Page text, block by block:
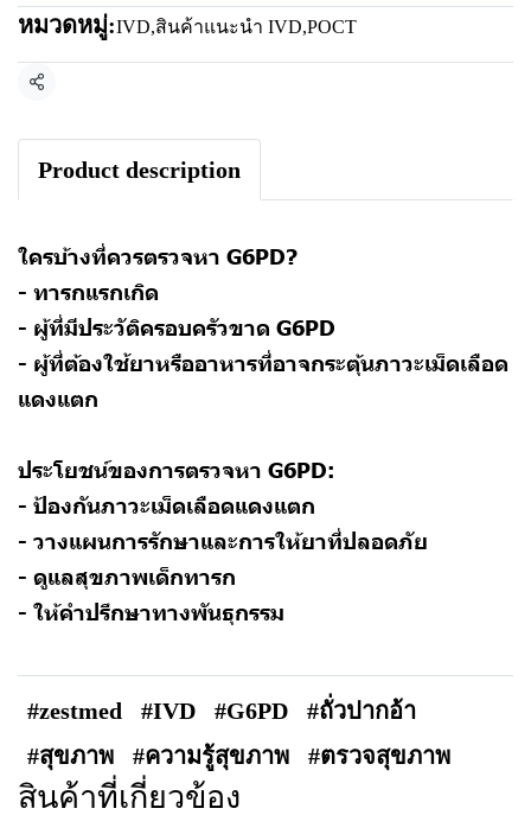
หมวดหมู่:IVD,สินค้าแนะนำ IVD,POCT
แชร์
Product description
ใครบ้างที่ควรตรวจหา G6PD?
- ทารกแรกเกิด
- ผู้ที่มีประวัติครอบครัวขาด G6PD
- ผู้ที่ต้องใช้ยาหรืออาหารที่อาจกระตุ้นภาวะเม็ดเลือด
แดงแตก
ประโยชน์ของการตรวจหา G6PD:
- ป้องกันภาวะเม็ดเลือดแดงแตก
- วางแผนการรักษาและการให้ยาที่ปลอดภัย
- ดูแลสุขภาพเด็กทารก
- ให้คำปรึกษาทางพันธุกรรม
#zestmed #IVD #G6PD
#ถั่วปากอ้า
#สุขภาพ
#ความรู้สุขภาพ #ตรวจสุขภาพ
สินค้าที่เกี่ยวข้อง